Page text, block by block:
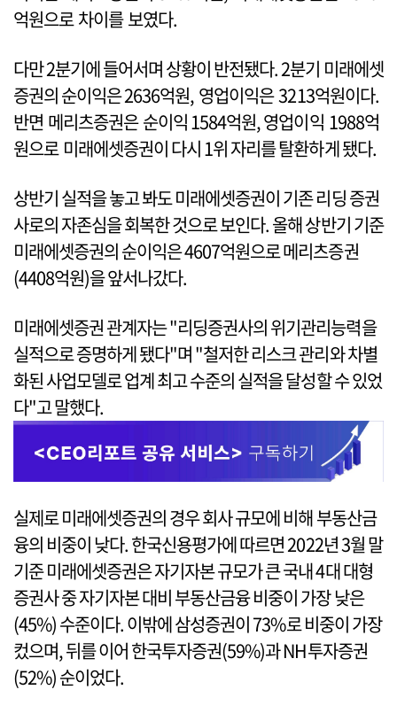
억원으로 차이를 보였다.
다만 2분기에 들어서며 상황이 반전됐다. 2분기 미래에셋
증권의 순이익은 2636억원, 영업이익은 3213억원이다.
반면 메리츠증권은 순이익 1584억원, 영업이익 1988억
원으로 미래에셋증권이 다시 1위 자리를 탈환하게 됐다.
상반기 실적을 놓고 봐도 미래에셋증권이 기존 리딩 증권
사로의 자존심을 회복한 것으로 보인다. 올해 상반기 기준
미래에셋증권의 순이익은 4607억원으로 메리츠증권
(4408억원)을 앞서나갔다.
미래에셋증권 관계자는 "리딩증권사의 위기관리능력을
실적으로 증명하게 됐다"며 "철저한 리스크 관리와 차별
화된 사업모델로 업계 최고 수준의 실적을 달성할 수 있었
다"고 말했다.
실제로 미래에셋증권의 경우 회사 규모에 비해 부동산금
융의 비중이 낮다. 한국신용평가에 따르면 2022년 3월 말
기준 미래에셋증권은 자기자본 규모가 큰 국내 4대 대형
증권사 중 자기자본 대비 부동산금융 비중이 가장 낮은
(45%) 수준이다. 이밖에 삼성증권이 73%로 비중이 가장
컸으며, 뒤를 이어 한국투자증권(59%)과 NH투자증권
(52%) 순이었다.